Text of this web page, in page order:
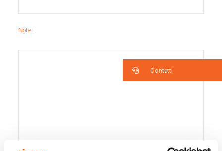
Note:
Contatti